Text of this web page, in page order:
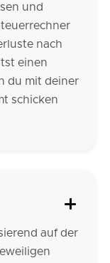
und
nach
einen
du mit deiner
schicken
auf der